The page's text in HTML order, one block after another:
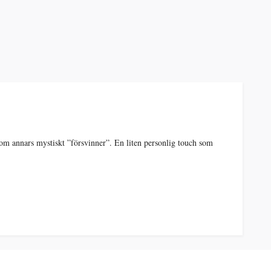
annars mystiskt ”försvinner”. En liten personlig touch som